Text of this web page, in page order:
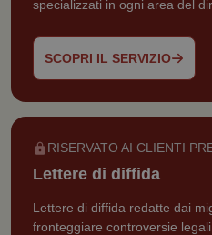
specializzati in ogni area del
SCOPRI IL SERVIZIO
RISERVATO AI CLIENTI
Lettere di diffida
Lettere di diffida redatte dai
fronteggiare controversie legali.